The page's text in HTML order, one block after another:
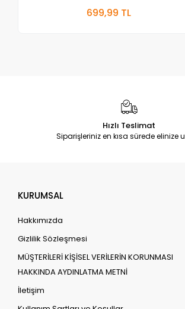
699,99 TL
Hızlı Teslimat
Siparişleriniz en kısa sürede elinize
KURUMSAL
Hakkımızda
Gizlilik Sözleşmesi
MÜŞTERİLERİ KİŞİSEL VERİLERİN KORUNMASI
HAKKINDA AYDINLATMA METNİ
İletişim